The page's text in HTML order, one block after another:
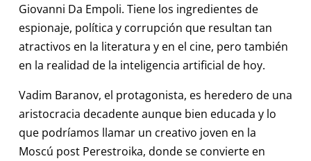
Giovanni Da Empoli. Tiene los ingredientes de
espionaje, política y corrupción que resultan tan
atractivos en la literatura y en el cine, pero también
en la realidad de la inteligencia artificial de hoy.
Vadim Baranov, el protagonista, es heredero de una
aristocracia decadente aunque bien educada y lo
que podríamos llamar un creativo joven en la
Moscú post Perestroika, donde se convierte en